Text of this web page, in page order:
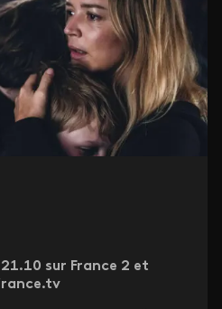
sur France 2 et